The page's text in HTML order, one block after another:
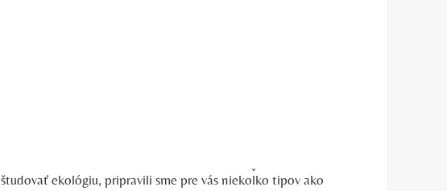
ekológiu, pripravili sme pre vás niekoľko tipov ako